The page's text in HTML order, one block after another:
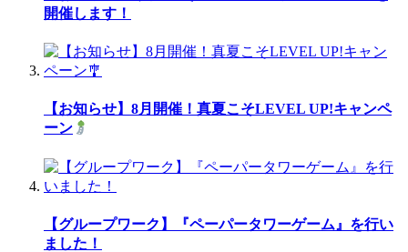
開催します！
【お知らせ】8月開催！真夏こそLEVEL UP!キャンペ
ーン
【グループワーク】『ペーパータワーゲーム』を行い
ました！